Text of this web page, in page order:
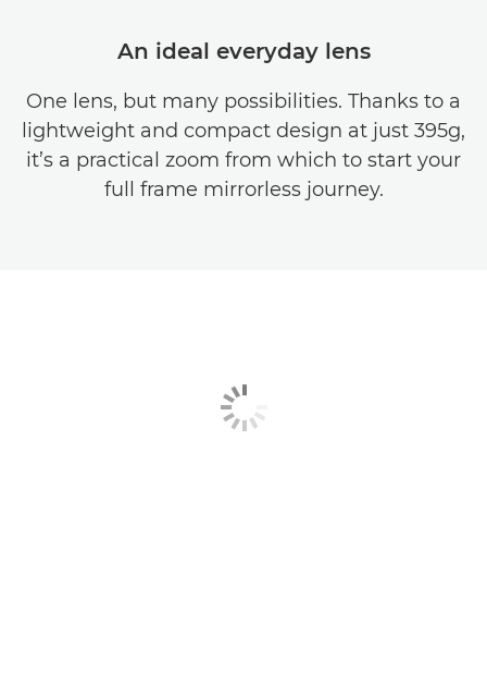
An ideal everyday lens
One lens, but many possibilities. Thanks to a
lightweight and compact design at just 395g,
it’s a practical zoom from which to start your
full frame mirrorless journey.